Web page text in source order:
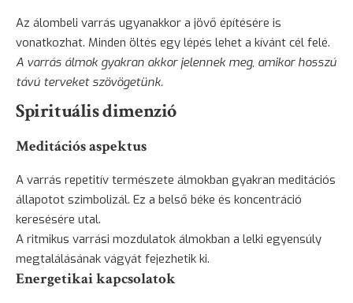
Az álombeli varrás ugyanakkor a jövő építésére is
vonatkozhat. Minden öltés egy lépés lehet a kívánt cél felé.
A varrás álmok gyakran akkor jelennek meg, amikor hosszú
távú terveket szövögetünk.
Spirituális dimenzió
Meditációs aspektus
A varrás repetitív természete álmokban gyakran meditációs
állapotot szimbolizál. Ez a belső béke és koncentráció
keresésére utal.
A ritmikus varrási mozdulatok álmokban a lelki egyensúly
megtalálásának vágyát fejezhetik ki.
Energetikai kapcsolatok